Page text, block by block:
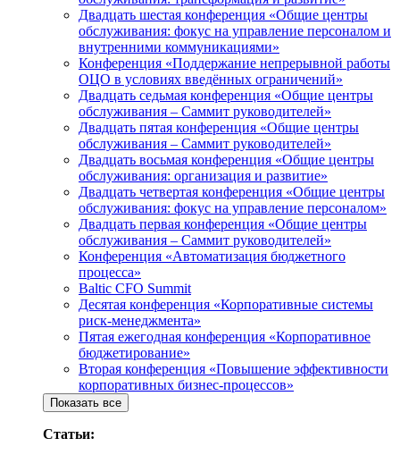
Двадцать шестая конференция «Общие центры
обслуживания: фокус на управление персоналом и
внутренними коммуникациями»
Конференция «Поддержание непрерывной работы
ОЦО в условиях введённых ограничений»
Двадцать седьмая конференция «Общие центры
обслуживания – Саммит руководителей»
Двадцать пятая конференция «Общие центры
обслуживания – Саммит руководителей»
Двадцать восьмая конференция «Общие центры
обслуживания: организация и развитие»
Двадцать четвертая конференция «Общие центры
обслуживания: фокус на управление персоналом»
Двадцать первая конференция «Общие центры
обслуживания – Саммит руководителей»
Конференция «Автоматизация бюджетного
процесса»
Baltic CFO Summit
Десятая конференция «Корпоративные системы
риск-менеджмента»
Пятая ежегодная конференция «Корпоративное
бюджетирование»
Вторая конференция «Повышение эффективности
корпоративных бизнес-процессов»
Показать все
Статьи: